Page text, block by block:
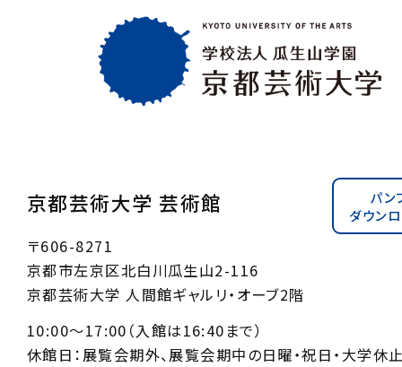
京都芸術大学 芸術館
パン
ダウン
〒606-8271
京都市左京区北白川瓜生山2-116
京都芸術大学 人間館ギャルリ・オーブ2階
10:00〜17:00（入館は16:40まで）
休館日：展覧会期外、展覧会期中の日曜・祝日・大学休